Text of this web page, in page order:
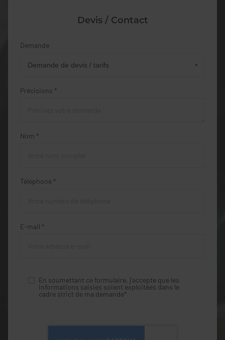
Devis / Contact
Demande
Précisions *
Nom *
Téléphone *
E-mail *
En soumettant ce formulaire, j'accepte que les
informations saisies soient exploitées dans le
cadre strict de ma demande*